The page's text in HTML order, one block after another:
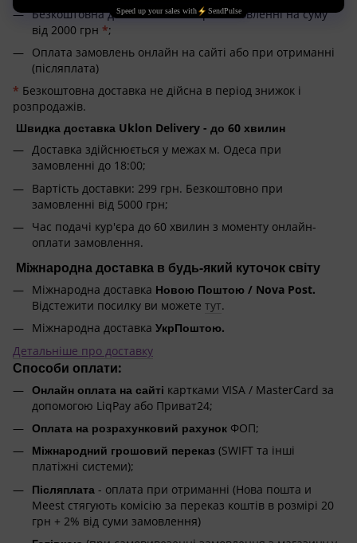
Безкоштовна доставка Meest при замовленні на суму
від 2000 грн *;
Оплата замовлень онлайн на сайті або при отриманні
(післяплата)
* Безкоштовна доставка не дійсна в період знижок і
розпродажів.
Швидка доставка Uklon Delivery - до 60 хвилин
Доставка здійснюється у межах м. Одеса при
замовленні до 18:00;
Вартість доставки: 299 грн. Безкоштовно при
замовленні від 5000 грн;
Час подачі кур'єра до 60 хвилин з моменту онлайн-
оплати замовлення.
Міжнародна доставка в будь-який куточок світу
Міжнародна доставка Новою Поштою / Nova Post.
Відстежити посилку ви можете тут.
Міжнародна доставка УкрПоштою.
Детальніше про доставку
Способи оплати:
Онлайн оплата на сайті картками VISA / MasterCard за
допомогою LiqPay або Приват24;
Оплата на розрахунковий рахунок ФОП;
Міжнародний грошовий переказ (SWIFT та інші
платіжні системи);
Післяплата - оплата при отриманні (Нова пошта и
Meest стягують комісію за переказ коштів в розмірі 20
грн + 2% від суми замовлення)